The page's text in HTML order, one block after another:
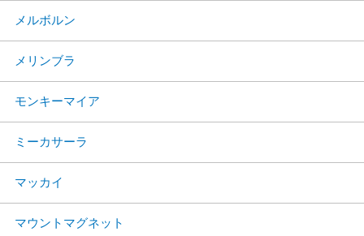
メルボルン
メリンブラ
モンキーマイア
ミーカサーラ
マッカイ
マウントマグネット